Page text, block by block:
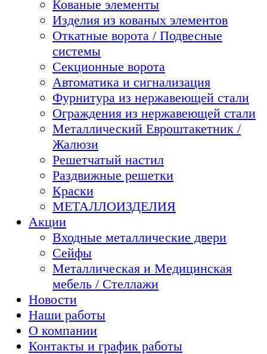
Кованые элементы
Изделия из кованых элементов
Откатные ворота / Подвесные
системы
Секционные ворота
Автоматика и сигнализация
Фурнитура из нержавеющей стали
Ограждения из нержавеющей стали
Металлический Евроштакетник /
Жалюзи
Решетчатый настил
Раздвижные решетки
Краски
МЕТАЛЛОИЗДЕЛИЯ
Акции
Входные металлические двери
Сейфы
Металлическая и Медицинская
мебель / Стеллажи
Новости
Наши работы
О компании
Контакты и график работы